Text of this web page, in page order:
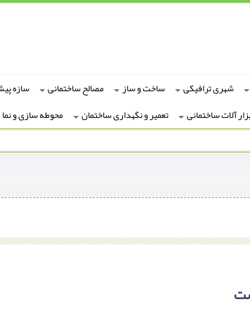
شهری ترافیکی ساخت و ساز مصالح ساختمانی سازه
آلات ساختمانی تعمیر و نگهداری ساختمان محوطه سازی و نما